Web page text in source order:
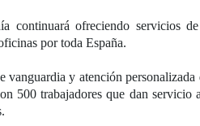
ofreciendo servicios
por toda España.
vanguardia y atención
500 trabajadores que dan